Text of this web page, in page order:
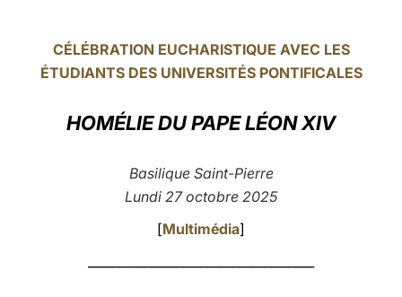
POLSKI
العربيّة
中文
CÉLÉBRATION EUCHARISTIQUE AVEC LES
ÉTUDIANTS DES UNIVERSITÉS PONTIFICALES
HOMÉLIE DU PAPE LÉON XIV
Basilique Saint-Pierre
Lundi 27 octobre 2025
[Multimédia]